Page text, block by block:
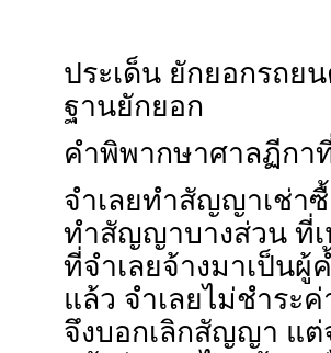
ประเด็น ยักยอกรถย
ฐานยักยอก
คำพิพากษาศาลฏีกา
จำเลยทำสัญญาเช่า
ทำสัญญาบางส่วน ที่เ
ที่จำเลยจ้างมาเป็น
แล้ว จำเลยไม่ชำระ
จึงบอกเลิกสัญญา แต่